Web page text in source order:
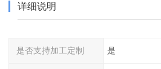
详细说明
是否支持加工定制 是